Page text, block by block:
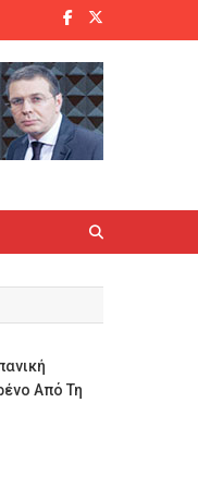
Από Τη